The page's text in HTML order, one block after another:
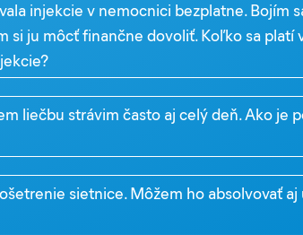
injekcie v nemocnici bezplatne. Bojím
si ju môcť finančne dovoliť. Koľko sa platí
liečbu strávim často aj celý deň. Ako je
sietnice. Môžem ho absolvovať aj